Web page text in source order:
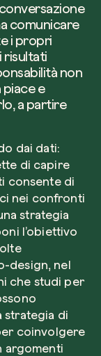
comunicare
i propri
risultati
non
piace e
a partire
dai dati:
di capire
consente di
nei confronti
strategia
l’obiettivo
design, nel
che studi per
strategia di
coinvolgere
argomenti